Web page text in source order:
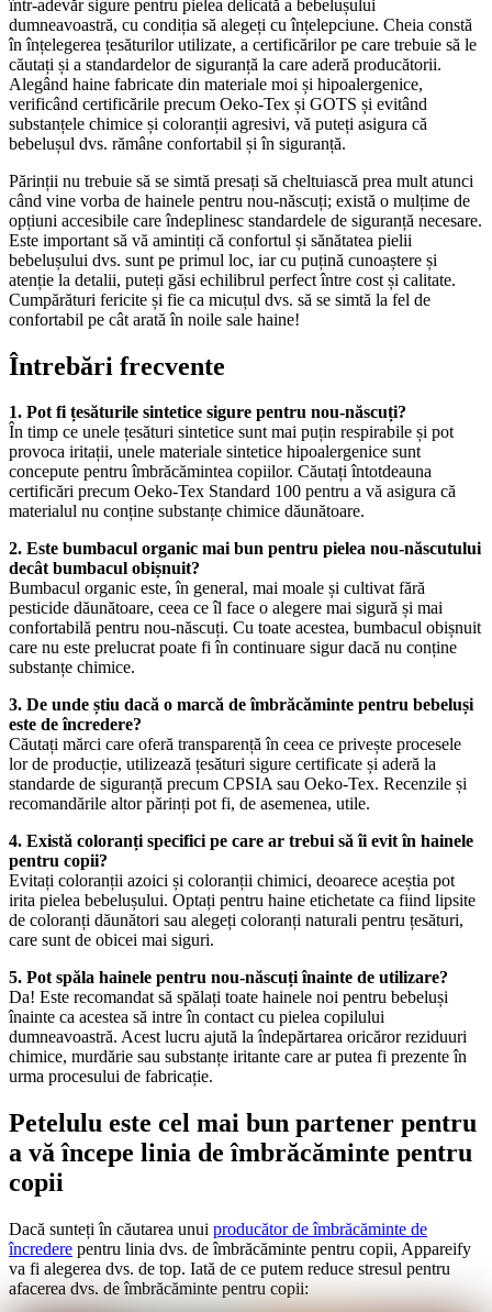
într-adevăr sigure pentru pielea delicată a bebelușului
dumneavoastră, cu condiția să alegeți cu înțelepciune. Cheia constă
în înțelegerea țesăturilor utilizate, a certificărilor pe care trebuie să le
căutați și a standardelor de siguranță la care aderă producătorii.
Alegând haine fabricate din materiale moi și hipoalergenice,
verificând certificările precum Oeko-Tex și GOTS și evitând
substanțele chimice și coloranții agresivi, vă puteți asigura că
bebelușul dvs. rămâne confortabil și în siguranță.
Părinții nu trebuie să se simtă presați să cheltuiască prea mult atunci
când vine vorba de hainele pentru nou-născuți; există o mulțime de
opțiuni accesibile care îndeplinesc standardele de siguranță necesare.
Este important să vă amintiți că confortul și sănătatea pielii
bebelușului dvs. sunt pe primul loc, iar cu puțină cunoaștere și
atenție la detalii, puteți găsi echilibrul perfect între cost și calitate.
Cumpărături fericite și fie ca micuțul dvs. să se simtă la fel de
confortabil pe cât arată în noile sale haine!
Întrebări frecvente
1. Pot fi țesăturile sintetice sigure pentru nou-născuți?
În timp ce unele țesături sintetice sunt mai puțin respirabile și pot
provoca iritații, unele materiale sintetice hipoalergenice sunt
concepute pentru îmbrăcămintea copiilor. Căutați întotdeauna
certificări precum Oeko-Tex Standard 100 pentru a vă asigura că
materialul nu conține substanțe chimice dăunătoare.
2. Este bumbacul organic mai bun pentru pielea nou-născutului
decât bumbacul obișnuit?
Bumbacul organic este, în general, mai moale și cultivat fără
pesticide dăunătoare, ceea ce îl face o alegere mai sigură și mai
confortabilă pentru nou-născuți. Cu toate acestea, bumbacul obișnuit
care nu este prelucrat poate fi în continuare sigur dacă nu conține
substanțe chimice.
3. De unde știu dacă o marcă de îmbrăcăminte pentru bebeluși
este de încredere?
Căutați mărci care oferă transparență în ceea ce privește procesele
lor de producție, utilizează țesături sigure certificate și aderă la
standarde de siguranță precum CPSIA sau Oeko-Tex. Recenzile și
recomandările altor părinți pot fi, de asemenea, utile.
4. Există coloranți specifici pe care ar trebui să îi evit în hainele
pentru copii?
Evitați coloranții azoici și coloranții chimici, deoarece aceștia pot
irita pielea bebelușului. Optați pentru haine etichetate ca fiind lipsite
de coloranți dăunători sau alegeți coloranți naturali pentru țesături,
care sunt de obicei mai siguri.
5. Pot spăla hainele pentru nou-născuți înainte de utilizare?
Da! Este recomandat să spălați toate hainele noi pentru bebeluși
înainte ca acestea să intre în contact cu pielea copilului
dumneavoastră. Acest lucru ajută la îndepărtarea oricăror reziduuri
chimice, murdărie sau substanțe iritante care ar putea fi prezente în
urma procesului de fabricație.
Petelulu este cel mai bun partener pentru
a vă începe linia de îmbrăcăminte pentru
copii
Dacă sunteți în căutarea unui producător de îmbrăcăminte de
încredere pentru linia dvs. de îmbrăcăminte pentru copii, Appareify
va fi alegerea dvs. de top. Iată de ce putem reduce stresul pentru
afacerea dvs. de îmbrăcăminte pentru copii: